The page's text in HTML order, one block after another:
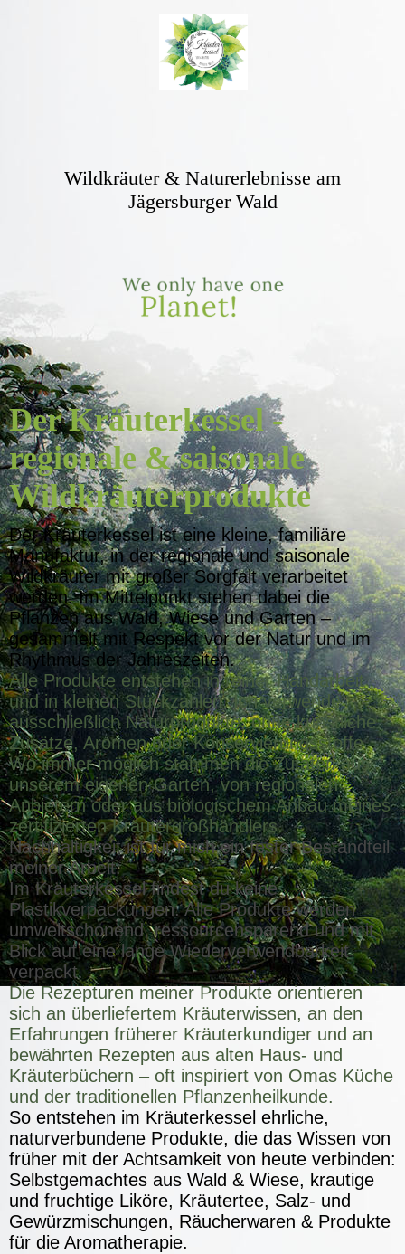
Wildkräuter & Naturerlebnisse am
Jägersburger Wald
Der Kräuterkessel -
regionale & saisonale
Wildkräuterprodukte
Der Kräuterkessel ist eine kleine, familiäre
Manufaktur, in der regionale und saisonale
Wildkräuter mit großer Sorgfalt verarbeitet
werden. Im Mittelpunkt stehen dabei die
Pflanzen aus Wald, Wiese und Garten –
gesammelt mit Respekt vor der Natur und im
Rhythmus der Jahreszeiten.
Alle Produkte entstehen in reiner Handarbeit
und in kleinen Stückzahlen. Ich verwende
ausschließlich Naturprodukte, ohne künstliche
Zusätze, Aromen oder Konservierungsstoffe.
Wo immer möglich stammen die Zutaten aus
unserem eigenen Garten, von regionalen
Anbietern oder aus biologischem Anbau meines
zertifizierten Kräutergroßhändlers.
Nachhaltigkeit ist für mich ein fester Bestandteil
meiner Arbeit:
Im Kräuterkessel findest du keine
Plastikverpackungen. Alle Produkte werden
umweltschonend, ressourcensparend und mit
Blick auf eine lange Wiederverwendbarkeit
verpackt.
Die Rezepturen meiner Produkte orientieren
sich an überliefertem Kräuterwissen, an den
Erfahrungen früherer Kräuterkundiger und an
bewährten Rezepten aus alten Haus- und
Kräuterbüchern – oft inspiriert von Omas Küche
und der traditionellen Pflanzenheilkunde.
So entstehen im Kräuterkessel ehrliche,
naturverbundene Produkte, die das Wissen von
früher mit der Achtsamkeit von heute verbinden:
Selbstgemachtes aus Wald & Wiese, krautige
und fruchtige Liköre, Kräutertee, Salz- und
Gewürzmischungen, Räucherwaren & Produkte
für die Aromatherapie.